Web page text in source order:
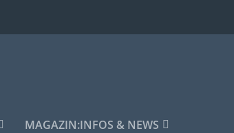
MAGAZIN:INFOS & NEWS